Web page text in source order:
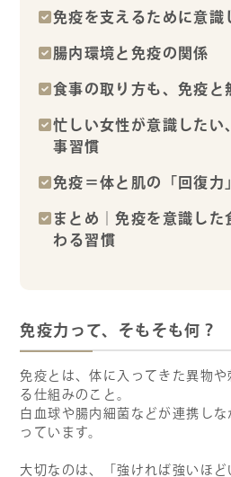
免疫を支えるために意識
腸内環境と免疫の関係
食事の取り方も、免疫と
忙しい女性が意識したい
事習慣
免疫＝体と肌の「回復力」
まとめ｜免疫を意識した
わる習慣
免疫力って、そもそも何？
免疫とは、体に入ってきた異物
る仕組みのこと。
白血球や腸内細菌などが連携し
っています。
大切なのは、「強ければ強いほ